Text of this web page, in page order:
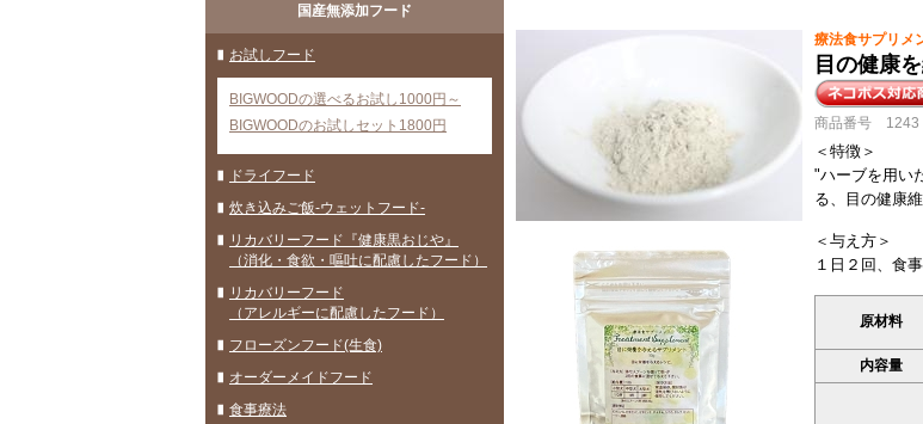
国産無添加フード
お試しフード
BIGWOODの選べるお試し1000円～
BIGWOODのお試しセット1800円
ドライフード
炊き込みご飯-ウェットフード-
リカバリーフード『健康黒おじや』
（消化・食欲・嘔吐に配慮したフード）
リカバリーフード
（アレルギーに配慮したフード）
フローズンフード(生食)
オーダーメイドフード
食事療法
療法食サプリメ
目の健康
商品番号 1243
＜特徴＞
"ハーブを用い
る、目の健康
＜与え方＞
１日２回、食
原材料
内容量